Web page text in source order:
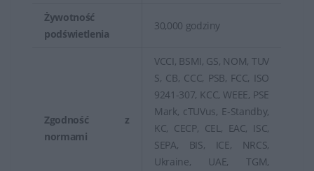
Żywotność
podświetlenia
30,000 godziny
Zgodność z
normami
VCCI, BSMI, GS, NOM, TUV
S, CB, CCC, PSB, FCC, ISO
9241-307, KCC, WEEE, PSE
Mark, cTUVus, E-Standby,
KC, CECP, CEL, EAC, ISC,
SEPA, BIS, ICE, NRCS,
Ukraine, UAE, TGM,